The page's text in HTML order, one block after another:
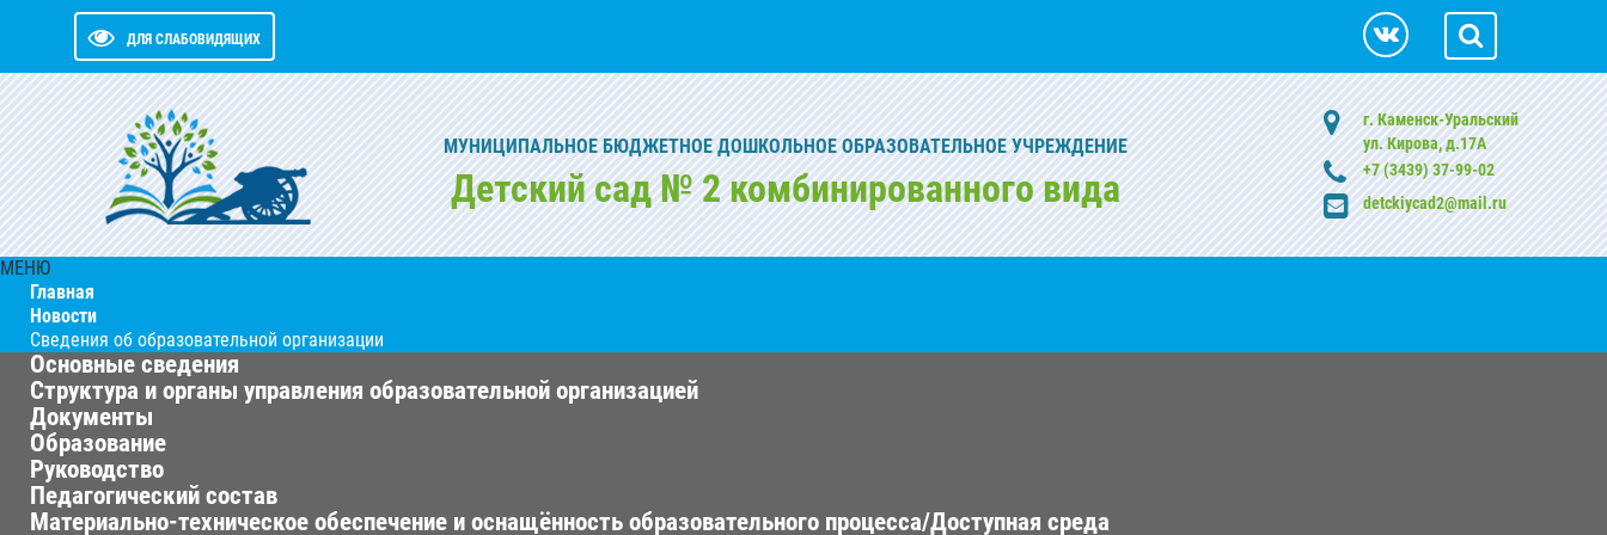
ДЛЯ СЛАБОВИДЯЩИХ
МУНИЦИПАЛЬНОЕ БЮДЖЕТНОЕ ДОШКОЛЬНОЕ ОБРАЗОВАТЕЛЬНОЕ УЧРЕЖДЕНИЕ
Детский сад № 2 комбинированного вида
г. Каменск-Уральский
ул. Кирова, д.17А
+7 (3439) 37-99-02
detckiycad2@mail.ru
МЕНЮ
Главная
Новости
Сведения об образовательной организации
Основные сведения
Структура и органы управления образовательной организацией
Документы
Образование
Руководство
Педагогический состав
Материально-техническое обеспечение и оснащённость образовательного процесса/Доступная среда